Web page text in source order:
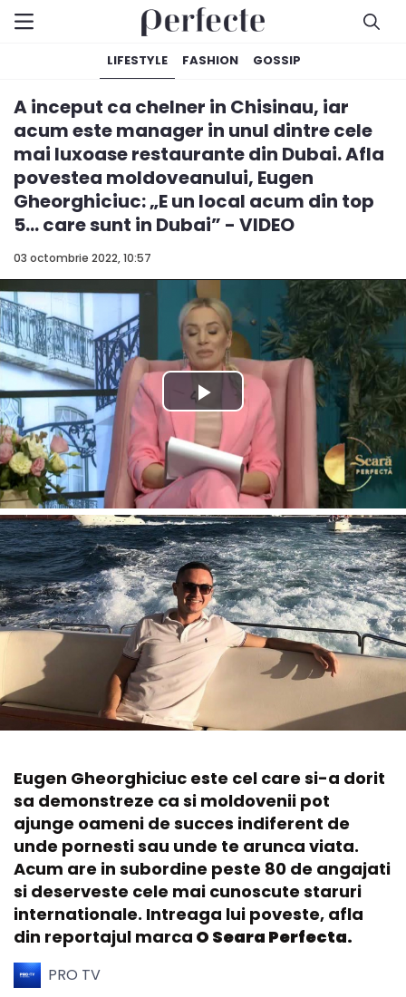
LIFESTYLE FASHION GOSSIP
03 octombrie 2022, 10:57
A inceput ca chelner in Chisinau, iar
acum este manager in unul dintre cele
mai luxoase restaurante din Dubai. Afla
povestea moldoveanului, Eugen
Gheorghiciuc: „E un local acum din top
5... care sunt in Dubai” - VIDEO
Eugen Gheorghiciuc este cel care si-a dorit
sa demonstreze ca si moldovenii pot
ajunge oameni de succes indiferent de
unde pornesti sau unde te arunca viata.
Acum are in subordine peste 80 de angajati
si deserveste cele mai cunoscute staruri
internationale. Intreaga lui poveste, afla
din reportajul marca O Seara Perfecta.
PRO TV